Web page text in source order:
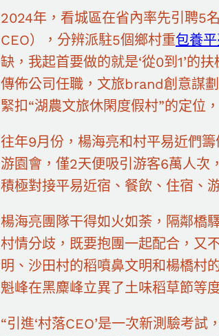
2024年，看城區在省內率先引聘5
CEO），分辨派駐5個鄉村重包養
缺，我起首要做的就是‘從0到1’的扶
傳佈公司任職，文旅brand創意謀
緊扣“湖農文旅休閑度假村”的定位
往年9月份，楊海亮和村平易近們
游園會，僅2天便吸引游客6萬人次
積極對接平易近宿、餐飲、住宿、
楊海亮團隊干得如火如荼，隔鄰橋
村情分歧，既要抱團一起配合，又
明、沙田村的稻噴鼻文明和楊橋村
魁峰在黑麋峰立異了土味稻草節等
“引進‘村落CEO’是一次新測驗考